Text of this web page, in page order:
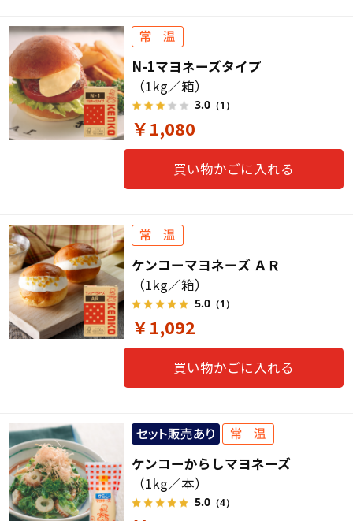
N-1マヨネーズタイプ
（1kg／箱）
3.0（1）
￥1,080
買い物かごに入れる
ケンコーマヨネーズ ＡＲ
（1kg／箱）
5.0（1）
￥1,092
買い物かごに入れる
ケンコーからしマヨネーズ
（1kg／本）
5.0（4）